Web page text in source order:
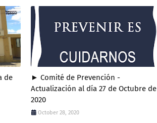
de
► Comité de Prevención -
Actualización al día 27 de Octubre de
2020
October 28, 2020